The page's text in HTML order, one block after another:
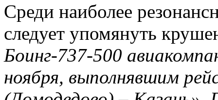
Среди наиболее
следует упомянуть
Боинг-737-500
ноября, выполнявшим